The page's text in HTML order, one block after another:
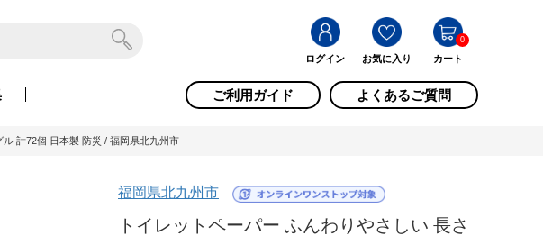
ログイン お気に入り カート
0
ご利用ガイド よくあるご質問
計72個 日本製 防災 / 福岡県北九州市
福岡県北九州市
トイレットペーパー ふんわりやさしい 長さ